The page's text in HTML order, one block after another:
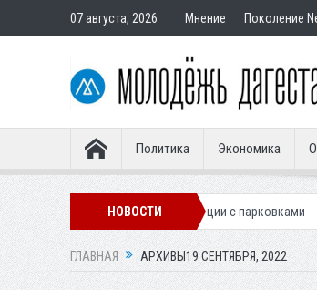
07 августа, 2026 Мнение Поколение
Политика Экономика
НОВОСТИ
для улучшения ситуации с парковками
ГЛАВНАЯ АРХИВЫ19 СЕНТЯБРЯ, 2022